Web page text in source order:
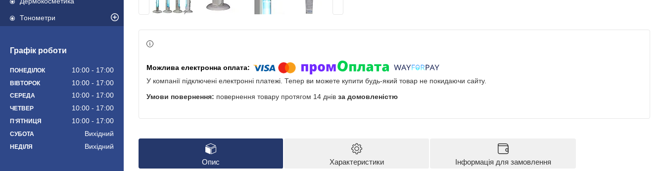
Тонометри
Графік роботи
ПОНЕДІЛОК 10:00 17:00
ВІВТОРОК 10:00 17:00
СЕРЕДА 10:00 17:00
ЧЕТВЕР 10:00 17:00
ПʼЯТНИЦЯ 10:00 17:00
СУБОТА Вихідний
НЕДІЛЯ Вихідний
У компанії підключені електронні платежі. Тепер ви можете купити будь-який товар не покидаючи сайту.
повернення товару протягом 14 днів за домовленістю
Опис Характеристики Інформація для замовлення